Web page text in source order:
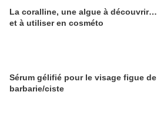
La coralline, une algue à découvrir…
et à utiliser en cosméto
Sérum gélifié pour le visage figue de
barbarie/ciste